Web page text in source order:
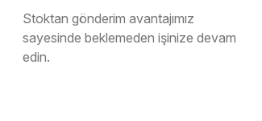
Stoktan gönderim avantajımız
sayesinde beklemeden işinize devam
edin.